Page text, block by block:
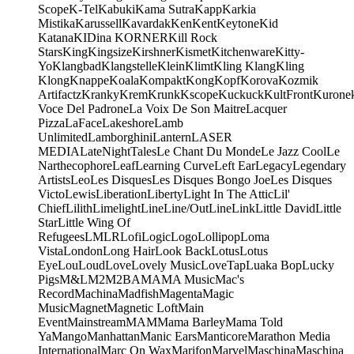
ScopeK-TelKabukiKama SutraKappKarkia
MistikaKarussellKavardakKenKentKeytoneKid
KatanaKIDina KORNERKill Rock
StarsKingKingsizeKirshnerKismetKitchenwareKitty-
YoKlangbadKlangstelleKleinKlimtKling KlangKling
KlongKnappeKoalaKompaktKongKopfKorovaKozmik
ArtifactzKrankyKremKrunkKscopeKuckuckKultFront
Voce Del PadroneLa Voix De Son MaitreLacquer
PizzaLaFaceLakeshoreLamb
UnlimitedLamborghiniLanternLASER
MEDIALateNightTalesLe Chant Du MondeLe Jazz CoolLe
NarthecophoreLeafLearning CurveLeft EarLegacyLegendary
ArtistsLeoLes DisquesLes Disques Bongo JoeLes Disques
VictoLewisLiberationLibertyLight In The AtticLil'
ChiefLilithLimelightLineLine/OutLineLinkLittle DavidLittle
StarLittle Wing Of
RefugeesLMLRLofiLogicLogoLollipopLoma
VistaLondonLong HairLook BackLotusLotus
EyeLouLoudLoveLovely MusicLoveTapLuaka BopLucky
PigsM&LM2M2BAMAMA MusicMac's
RecordMachinaMadfishMagentaMagic
MusicMagnetMagnetic LoftMain
EventMainstreamMAMMama BarleyMama Told
YaMangoManhattanManic EarsManticoreMarathon Media
InternationalMarc On WaxMarifonMarvelMaschinaMaschina